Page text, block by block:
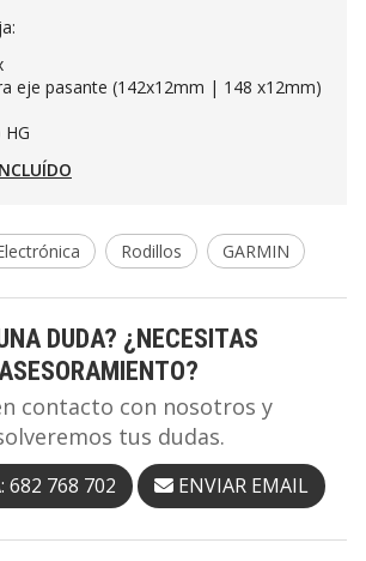
eje pasante (142x12mm | 148 x12mm)
Rodillos GARMIN
DUDA? ¿NECESITAS
ASESORAMIENTO?
contacto con nosotros y
tus dudas.
682 768 702 ENVIAR EMAIL